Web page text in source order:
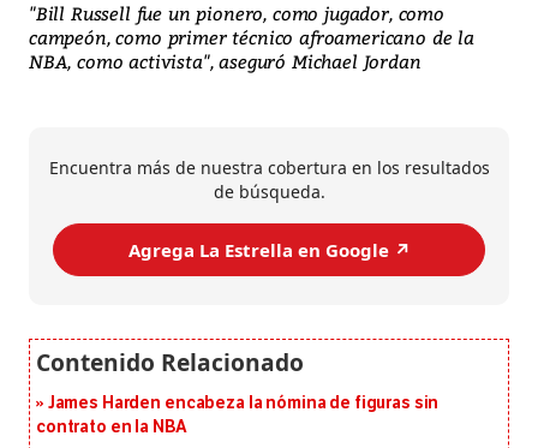
"Bill Russell fue un pionero, como jugador, como
campeón, como primer técnico afroamericano de la
NBA, como activista", aseguró Michael Jordan
Encuentra más de nuestra cobertura en los resultados
de búsqueda.
Agrega La Estrella en Google ↗️
James Harden encabeza la nómina de figuras sin
contrato en la NBA